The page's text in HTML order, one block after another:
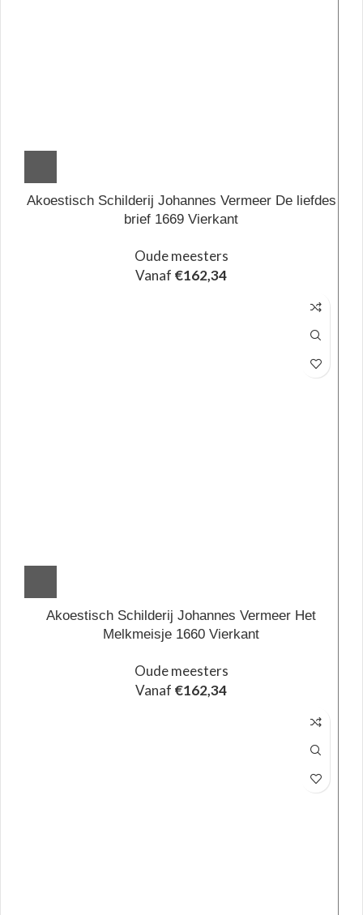
Akoestisch Schilderij Johannes Vermeer De liefdes
brief 1669 Vierkant
Oude meesters
Vanaf €162,34
Akoestisch Schilderij Johannes Vermeer Het
Melkmeisje 1660 Vierkant
Oude meesters
Vanaf €162,34